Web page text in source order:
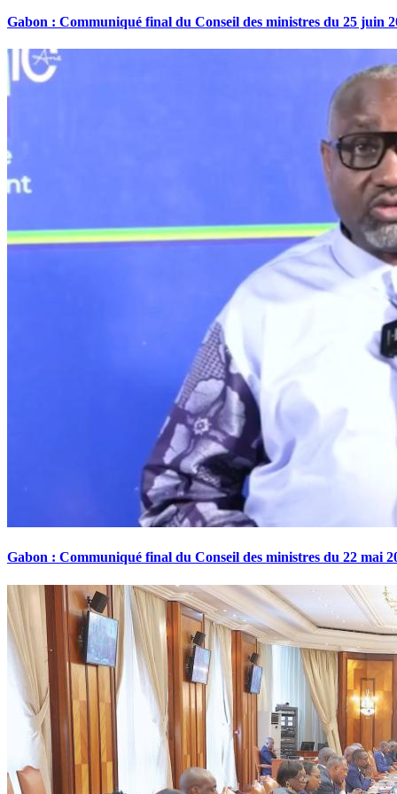
Gabon : Communiqué final du Conseil des ministres du 25 juin
Gabon : Communiqué final du Conseil des ministres du 22 mai